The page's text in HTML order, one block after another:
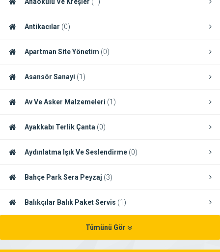
Antikacılar (0)
Apartman Site Yönetim (0)
Asansör Sanayi (1)
Av Ve Asker Malzemeleri (1)
Ayakkabı Terlik Çanta (0)
Aydınlatma Işık Ve Seslendirme (0)
Bahçe Park Sera Peyzaj (3)
Balıkçılar Balık Paket Servis (1)
Tümünü Gör